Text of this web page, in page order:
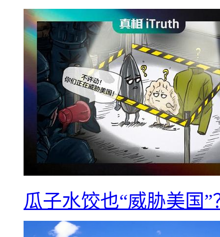
瓜子水饺也“威胁美国”